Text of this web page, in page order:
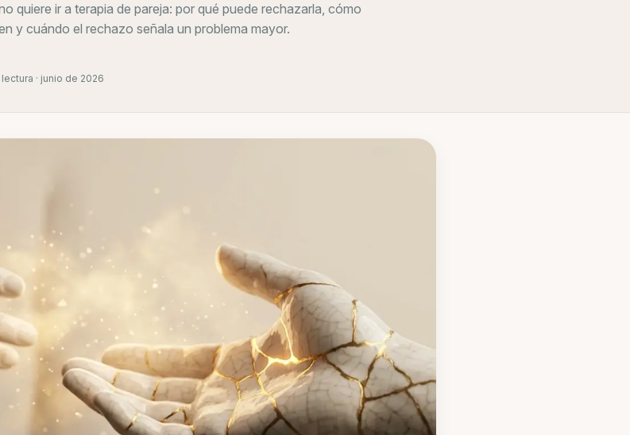
quiere ir a terapia de pareja: por qué puede rechazarla, cómo
y cuándo el rechazo señala un problema mayor.
· junio de 2026